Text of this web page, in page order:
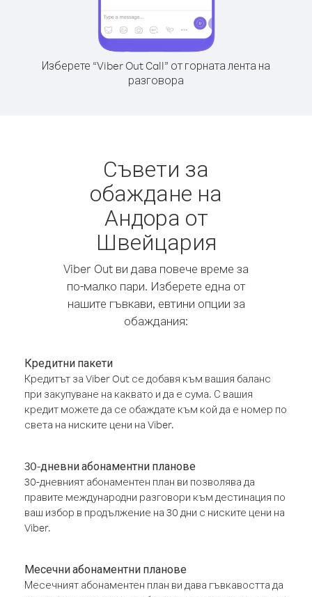
Изберете “Viber Out Call” от горната лента на
разговора
Съвети за
обаждане на
Андора от
Швейцария
Viber Out ви дава повече време за
по-малко пари. Изберете една от
нашите гъвкави, евтини опции за
обаждания:
Кредитни пакети
Кредитът за Viber Out се добавя към вашия баланс
при закупуване на каквато и да е сума. С вашия
кредит можете да се обаждате към кой да е номер по
света на ниските цени на Viber.
30-дневни абонаментни планове
30-дневният абонаментен план ви позволява да
правите международни разговори към дестинация по
ваш избор в продължение на 30 дни с ниските цени на
Viber.
Месечни абонаментни планове
Месечният абонаментен план ви дава гъвкавостта да